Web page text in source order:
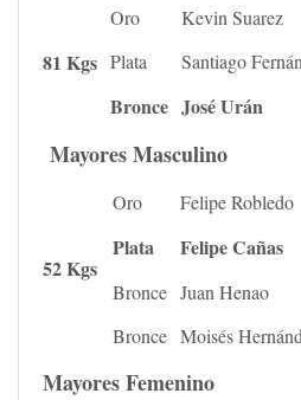
81 Kgs
Oro Kevin Suarez
Plata
Santiago
Bronce José Urán
Mayores Masculino
52 Kgs
Oro Felipe Robledo
Plata Felipe Cañas
Bronce Juan Henao
Bronce Moisés
Mayores Femenino